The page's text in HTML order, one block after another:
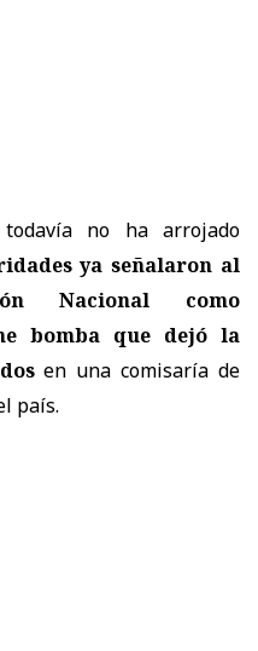
no ha arrojado
ya señalaron al
Nacional como
bomba que dejó la
en una comisaría de
país.